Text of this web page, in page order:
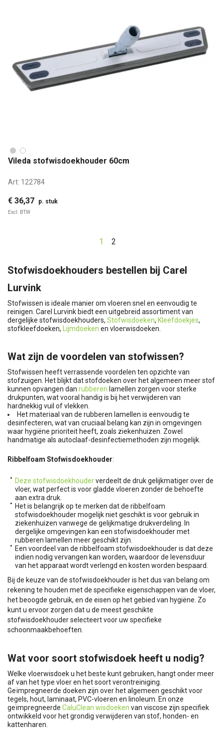
Vileda stofwisdoekhouder 60cm
Art: 122784
€ 36,37 p. stuk
Excl. BTW
1 2
Stofwisdoekhouders bestellen bij Carel
Lurvink
Stofwissen is ideale manier om vloeren snel en eenvoudig te
reinigen. Carel Lurvink biedt een uitgebreid assortiment van
dergelijke stofwisdoekhouders, Stofwisdoeken, Kleefdoekjes,
stofkleefdoeken, Lijmdoeken en vloerwisdoeken.
Wat zijn de voordelen van stofwissen?
Stofwissen heeft verrassende voordelen ten opzichte van
stofzuigen. Het blijkt dat stofdoeken over het algemeen meer stof
kunnen opvangen dan rubberen lamellen zorgen voor sterke
drukpunten, wat vooral handig is bij het verwijderen van
hardnekkig vuil of vlekken.
Het materiaal van de rubberen lamellen is eenvoudig te
desinfecteren, wat van cruciaal belang kan zijn in omgevingen
waar hygiëne prioriteit heeft, zoals ziekenhuizen. Zowel
handmatige als autoclaaf-desinfectiemethoden zijn mogelijk.
Ribbelfoam Stofwisdoekhouder:
Deze stofwisdoekhouderverdeelt de druk gelijkmatiger over de
vloer, wat perfect is voor gladde vloeren zonder de behoefte
aan extra druk.
Het is belangrijk op te merken dat de ribbelfoam
stofwisdoekhouder mogelijk niet geschikt is voor gebruik in
ziekenhuizen vanwege de gelijkmatige drukverdeling. In
dergelijke omgevingen kan een stofwisdoekhouder met
rubberen lamellen meer geschikt zijn.
Een voordeel van de ribbelfoam stofwisdoekhouder is dat deze
indien nodig vervangen kan worden, waardoor de levensduur
van het apparaat wordt verlengd en kosten worden bespaard.
Bij de keuze van de stofwisdoekhouder is het dus van belang om
rekening te houden met de specifieke eigenschappen van de vloer,
het beoogde gebruik, en de eisen op het gebied van hygiëne. Zo
kunt u ervoor zorgen dat u de meest geschikte
stofwisdoekhouder selecteert voor uw specifieke
schoonmaakbehoeften.
Wat voor soort stofwisdoek heeft u nodig?
Welke vloerwisdoek u het beste kunt gebruiken, hangt onder meer
af van het type vloer en het soort verontreiniging.
Geïmpregneerde doeken zijn over het algemeen geschikt voor
tegels, hout, laminaat, PVC-vloeren en linoleum. En onze
geïmpregneerde CaluClean wisdoeken van viscose zijn specifiek
ontwikkeld voor het grondig verwijderen van stof, honden- en
kattenharen.